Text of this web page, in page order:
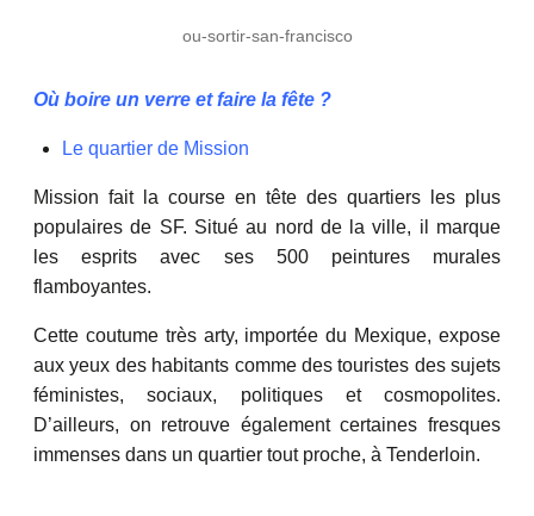
ou-sortir-san-francisco
Où boire un verre et faire la fête ?
Le quartier de Mission
Mission fait la course en tête des quartiers les plus
populaires de SF. Situé au nord de la ville, il marque
les esprits avec ses 500 peintures murales
flamboyantes.
Cette coutume très arty, importée du Mexique, expose
aux yeux des habitants comme des touristes des sujets
féministes, sociaux, politiques et cosmopolites.
D’ailleurs, on retrouve également certaines fresques
immenses dans un quartier tout proche, à Tenderloin.